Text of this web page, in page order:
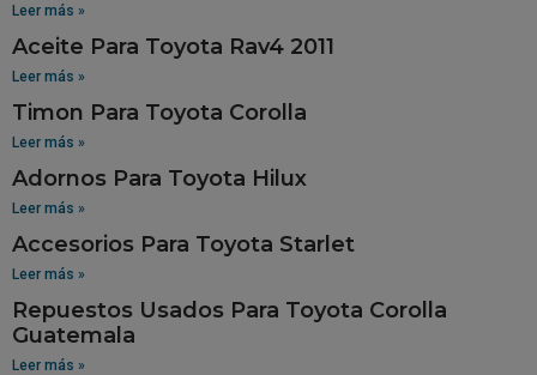
Leer más »
Aceite Para Toyota Rav4 2011
Leer más »
Timon Para Toyota Corolla
Leer más »
Adornos Para Toyota Hilux
Leer más »
Accesorios Para Toyota Starlet
Leer más »
Repuestos Usados Para Toyota Corolla
Guatemala
Leer más »